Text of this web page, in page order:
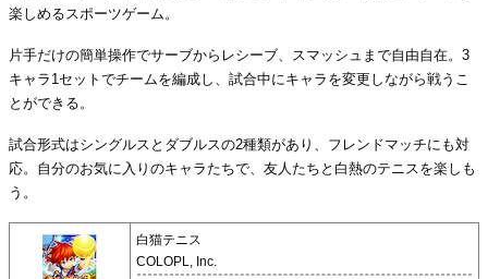
楽しめるスポーツゲーム。
片手だけの簡単操作でサーブからレシーブ、スマッシュまで自由自在。3
キャラ1セットでチームを編成し、試合中にキャラを変更しながら戦うこ
とができる。
試合形式はシングルスとダブルスの2種類があり、フレンドマッチにも対
応。自分のお気に入りのキャラたちで、友人たちと白熱のテニスを楽しも
う。
白猫テニス
COLOPL, Inc.